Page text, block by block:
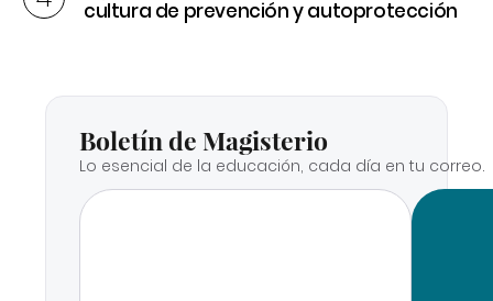
cultura de prevención y autoprotección
Boletín de Magisterio
Lo esencial de la educación, cada día en tu correo.